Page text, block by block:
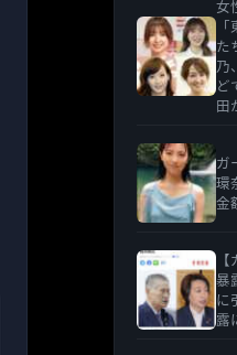
女
た
乃
ど
田
ガ
環
金
暴
に
露